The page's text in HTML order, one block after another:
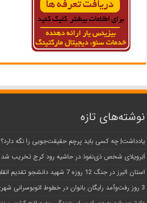
نوشته‌های تازه
یادداشت| ‌چه کسی باید پرچم حقیقت‌جویی را نگه دارد؟
اَبَر‌ویلای شخص ذی‌نفوذ در حاشیه‌ رود کرج تخریب شد
استان البرز در جنگ 12 روزه 7 شهید دانشجو تقدیم انقلاب کرد
3 روز رفت‌وآمد رایگان بانوان در خطوط اتوبوسرانی شهری کرج